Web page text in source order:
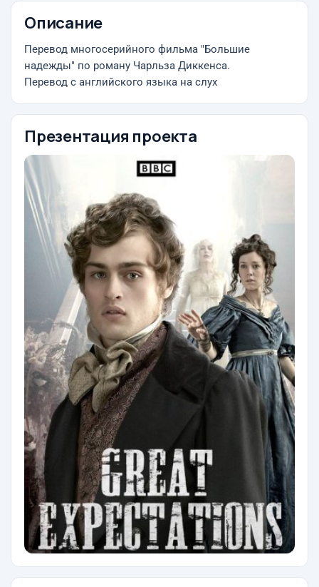
Описание
Перевод многосерийного фильма "Большие
надежды" по роману Чарльза Диккенса.
Перевод с английского языка на слух
Презентация проекта